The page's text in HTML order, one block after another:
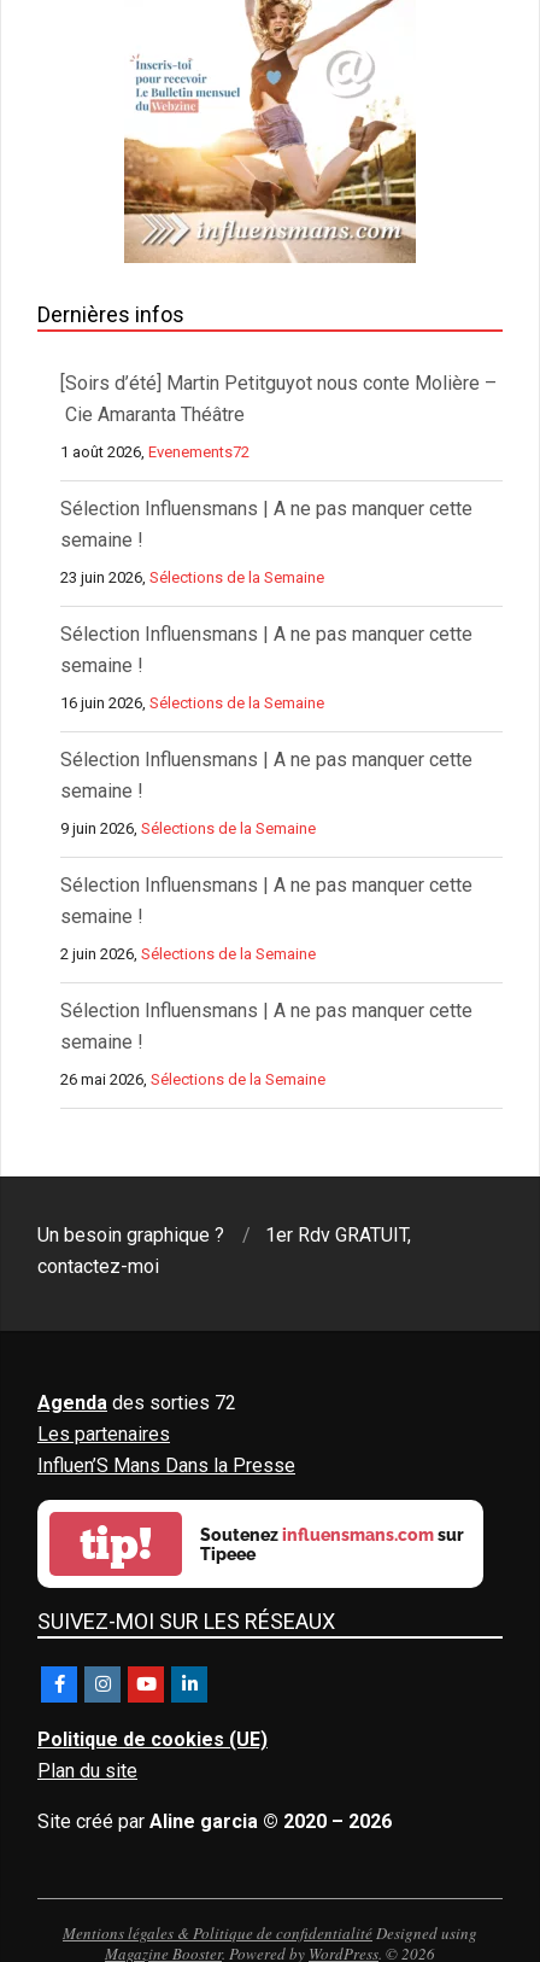
Dernières infos
[Soirs d’été] Martin Petitguyot nous conte Molière –
Cie Amaranta Théâtre
1 août 2026,Evenements72
Sélection Influensmans | A ne pas manquer cette
semaine !
23 juin 2026,Sélections de la Semaine
Sélection Influensmans | A ne pas manquer cette
semaine !
16 juin 2026,Sélections de la Semaine
Sélection Influensmans | A ne pas manquer cette
semaine !
9 juin 2026,Sélections de la Semaine
Sélection Influensmans | A ne pas manquer cette
semaine !
2 juin 2026,Sélections de la Semaine
Sélection Influensmans | A ne pas manquer cette
semaine !
26 mai 2026,Sélections de la Semaine
Un besoin graphique ?
1er Rdv GRATUIT,
contactez-moi
Agenda des sorties 72
Les partenaires
Influen’S Mans Dans la Presse
tip! Soutenezinfluensmans.comsur
Tipeee
SUIVEZ-MOI SUR LES RÉSEAUX
Politique de cookies (UE)
Plan du site
Site créé par Aline garcia © 2020 – 2026
Mentions légales & Politique de confidentialitéDesigned using
Magazine Booster. Powered by WordPress. © 2026